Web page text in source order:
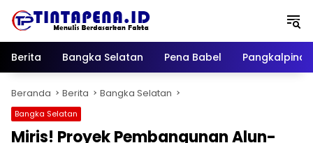
Berita
Bangka Selatan Pena Babel
Beranda Berita Bangka Selatan
Bangka Selatan
Miris! Proyek Pembangunan Alun-